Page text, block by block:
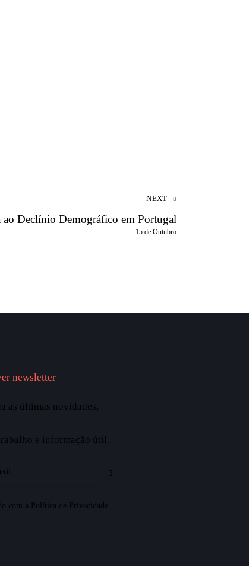
NEXT
ao Declínio Demográfico em Portugal
15 de Outubro
newsletter
as últimas novidades,
e informação útil.
com a Política de Privacidade .